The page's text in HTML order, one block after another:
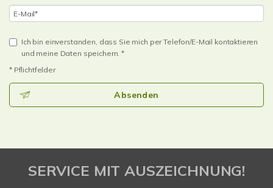
Ich bin einverstanden, dass Sie mich per Telefon/E-Mail kontaktieren
und meine Daten speichern. *
* Pflichtfelder
Absenden
SERVICE MIT AUSZEICHNUNG!